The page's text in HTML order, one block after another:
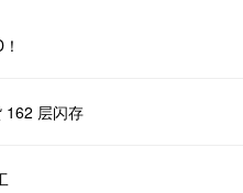
162 层闪存